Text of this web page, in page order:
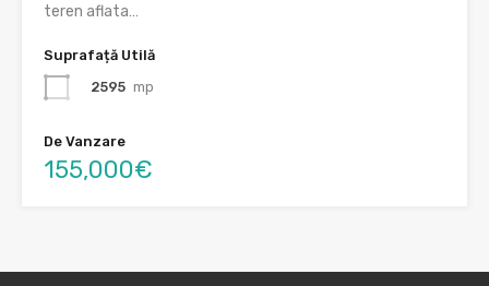
teren aflata…
Suprafață Utilă
2595 mp
De Vanzare
155,000€